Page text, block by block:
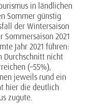
in ländlichen
Sommer günstig
der Wintersaison
2021
Jahr 2021 führen:
Durchschnitt nicht
(–55%),
jeweils rund ein
hier die deutlich
zugute.